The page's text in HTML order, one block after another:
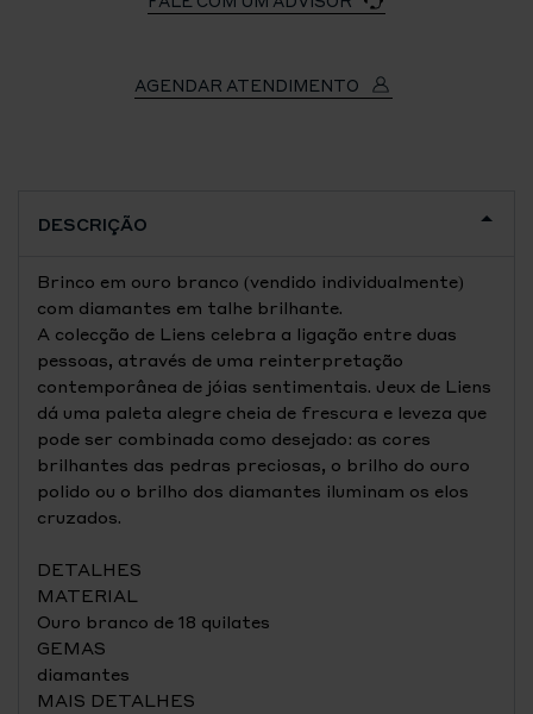
AGENDAR ATENDIMENTO
DESCRIÇÃO
Brinco em ouro branco (vendido individualmente)
com diamantes em talhe brilhante.
A colecção de Liens celebra a ligação entre duas
pessoas, através de uma reinterpretação
contemporânea de jóias sentimentais. Jeux de Liens
dá uma paleta alegre cheia de frescura e leveza que
pode ser combinada como desejado: as cores
brilhantes das pedras preciosas, o brilho do ouro
polido ou o brilho dos diamantes iluminam os elos
cruzados.
DETALHES
MATERIAL
Ouro branco de 18 quilates
GEMAS
diamantes
MAIS DETALHES